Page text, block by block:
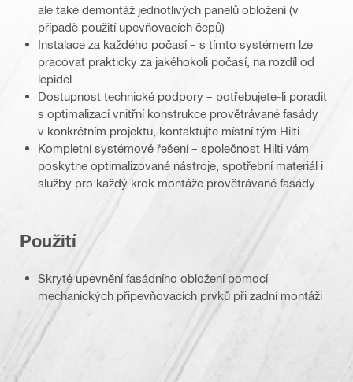
ale také demontáž jednotlivých panelů obložení (v
případě použití upevňovacích čepů)
Instalace za každého počasí – s tímto systémem lze
pracovat prakticky za jakéhokoli počasí, na rozdíl od
lepidel
Dostupnost technické podpory – potřebujete-li poradit
s optimalizací vnitřní konstrukce provětrávané fasády
v konkrétním projektu, kontaktujte místní tým Hilti
Kompletní systémové řešení – společnost Hilti vám
poskytne optimalizované nástroje, spotřební materiál i
služby pro každý krok montáže provětrávané fasády
Použití
Skryté upevnění fasádního obložení pomocí
mechanických připevňovacích prvků při zadní montáži